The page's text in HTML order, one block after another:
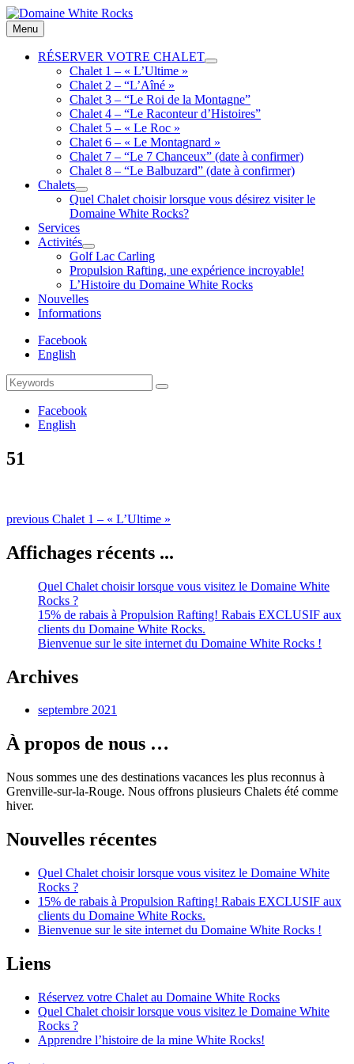
Skip
to
content
Domaine
White
Location
de
Chalets
Menu
RÉSERVER VOTRE CHALET
expand
Chalet 1 – « L’Ultime »
Chalet 2 – “L’Aîné »
Chalet 3 – “Le Roi de la Montagne”
Chalet 4 – “Le Raconteur d’Histoires”
Chalet 5 – « Le Roc »
Chalet 6 – « Le Montagnard »
Chalet 7 – “Le 7 Chanceux” (date à confirmer)
Chalet 8 – “Le Balbuzard” (date à confirmer)
Chalets
expand
child
menu
Quel Chalet choisir lorsque vous désirez visiter le
Domaine White Rocks?
Services
Activités
expand
child
menu
Golf Lac Carling
Propulsion Rafting, une expérience incroyable!
L’Histoire du Domaine White Rocks
Nouvelles
Informations
Facebook
English
Search
for:
Search
Facebook
English
51
Naviguation
dans
les
publications
previous Previous
Chalet 1 – « L’Ultime »
Affichages récents ...
Quel Chalet choisir lorsque vous visitez le Domaine White
Rocks ?
15% de rabais à Propulsion Rafting! Rabais EXCLUSIF aux
clients du Domaine White Rocks.
Bienvenue sur le site internet du Domaine White Rocks !
Archives
septembre 2021
À propos de nous …
Nous sommes une des destinations vacances les plus reconnus à
Grenville-sur-la-Rouge. Nous offrons plusieurs Chalets été comme
hiver.
Nouvelles récentes
Quel Chalet choisir lorsque vous visitez le Domaine White
Rocks ?
15% de rabais à Propulsion Rafting! Rabais EXCLUSIF aux
clients du Domaine White Rocks.
Bienvenue sur le site internet du Domaine White Rocks !
Liens
Réservez votre Chalet au Domaine White Rocks
Quel Chalet choisir lorsque vous visitez le Domaine White
Rocks ?
Apprendre l’histoire de la mine White Rocks!